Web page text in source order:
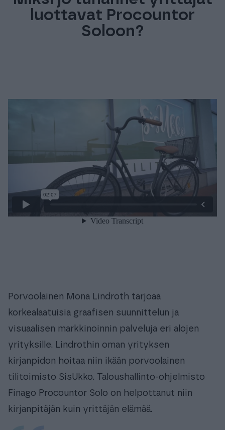
luottavat Procountor
Soloon?
Porvoolainen Mona Lindroth tarjoaa
korkealaatuisia graafisen suunnittelun ja
visuaalisen markkinoinnin palveluja eri alojen
yrityksille. Lindrothin oman yrityksen
kirjanpidon hoitaa niin ikään porvoolainen
tilitoimisto SisUkko. Taloushallinto-ohjelmisto
Finago Procountor Solo on helpottanut niin
kirjanpitäjän kuin yrittäjän elämää.